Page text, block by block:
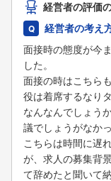
経営者の評価
経営者の考え
面接時の態度が今
した。
面接の時はこちら
役は着席するなり
なんなんでしょう
議でしょうがなかっ
こちらは時間に遅
が、求人の募集背
て辞めたと聞いて